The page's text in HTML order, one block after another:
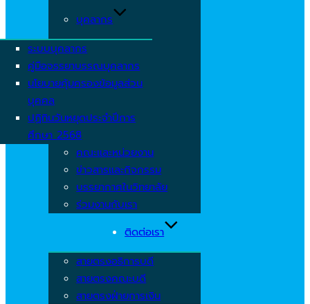
บุคลากร
ระบบบุคลากร
คู่มือจรรยาบรรณบุคลากร
นโยบายคุ้มครองข้อมูลส่วน
บุคคล
ปฏิทินวันหยุดประจำปีการ
ศึกษา 2568
คณะและหน่วยงาน
ข่าวสารและกิจกรรม
บรรยากาศในวิทยาลัย
ร่วมงานกับเรา
ติดต่อเรา
สายตรงอธิการบดี
สายตรงคณะบดี
สายตรงฝ่ายการเงิน